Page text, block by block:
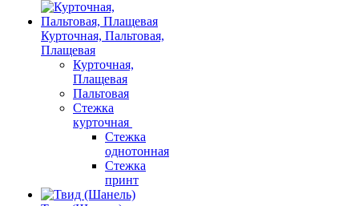
Курточная, Пальтовая,
Плащевая
Курточная,
Плащевая
Пальтовая
Стежка
курточная
Стежка
однотонная
Стежка
принт